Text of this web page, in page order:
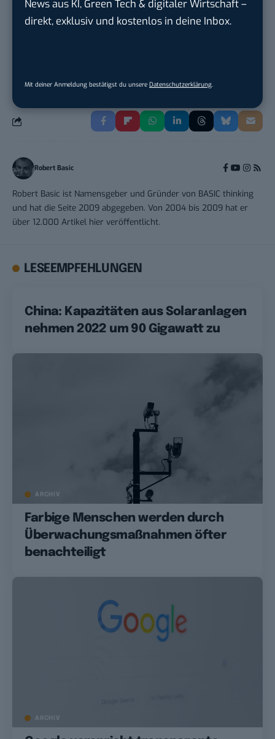
News aus KI, Green Tech & digitaler Wirtschaft –
direkt, exklusiv und kostenlos in deine Inbox.
Mit deiner Anmeldung bestätigst du unsere Datenschutzerklärung.
Social Media Manager / Content Creator
(m/w/d)
Robert Basic
Robert Basic ist Namensgeber und Gründer von BASIC thinking
und hat die Seite 2009 abgegeben. Von 2004 bis 2009 hat er
über 12.000 Artikel hier veröffentlicht.
LESEEMPFEHLUNGEN
China: Kapazitäten aus Solaranlagen
nehmen 2022 um 90 Gigawatt zu
ARCHIV
Farbige Menschen werden durch
Überwachungsmaßnahmen öfter
benachteiligt
ARCHIV